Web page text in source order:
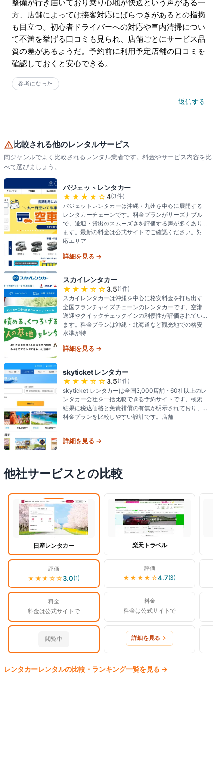
整備が行き届いており乗り心地が快適という声がある一
方、店舗によっては接客対応にばらつきがあるとの指摘
も目立つ。初心者ドライバーへの対応や車内清掃につい
て不満を挙げる口コミも見られ、店舗ごとにサービス品
質の差があるようだ。予約前に利用予定店舗の口コミを
確認しておくと安心できる。
参考になった
返信する
比較される他のレンタルサービス
同ジャンルでよく比較されるレンタル業者です。料金やサービス内容を比
べて選びましょう。
バジェットレンタカー
★★★★ ☆4(3件)
バジェットレンタカーは沖縄・九州を中心に展開する
レンタカーチェーンです。料金プランがリーズナブル
で、送迎・貸出のスムーズさを評価する声が多くあり
ます。最新の料金は公式サイトでご確認ください。対
応エリア
詳細を見る →
スカイレンタカー
★★★ ☆☆ 3.5(1件)
スカイレンタカーは沖縄を中心に格安料金を打ち出す
全国フランチャイズチェーンのレンタカーです。空港
送迎やクイックチェックインの利便性が評価されてい
ます。料金プランは沖縄・北海道など観光地での格安
水準が特
詳細を見る →
skyticket レンタカー
★★★ ☆☆ 3.5(1件)
skyticket レンタカーは全国3,000店舗・60社以上のレ
ンタカー会社を一括比較できる予約サイトです。検索
結果に税込価格と免責補償の有無が明示されており、
料金プランを比較しやすい設計です。店舗
詳細を見る →
他社サービスとの比較
閲覧中
日産レンタカー 楽天トラベル
評価
★★★ ☆☆ 3.0(1)
評価
★★★★ ☆4.7(3)
料金
料金は公式サイトで
料金
料金は公式サイトで
閲覧中 詳細を見る
レンタカーレンタルの比較・ランキング一覧を見る →